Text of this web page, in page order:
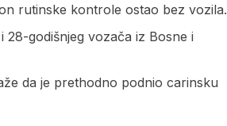
rutinske kontrole ostao bez vozila.
godišnjeg vozača iz Bosne i
da je prethodno podnio carinsku